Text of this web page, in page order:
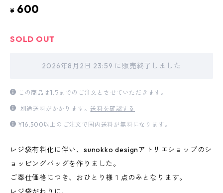
¥ 600
SOLD OUT
2026年8月2日 23:59 に販売終了しました
この商品は1点までのご注文とさせていただきます。
別途送料がかかります。送料を確認する
¥16,500以上のご注文で国内送料が無料になります。
レジ袋有料化に伴い、sunokko designアトリエショップのシ
ョッピングバッグを作りました。
ご奉仕価格につき、おひとり様１点のみとなります。